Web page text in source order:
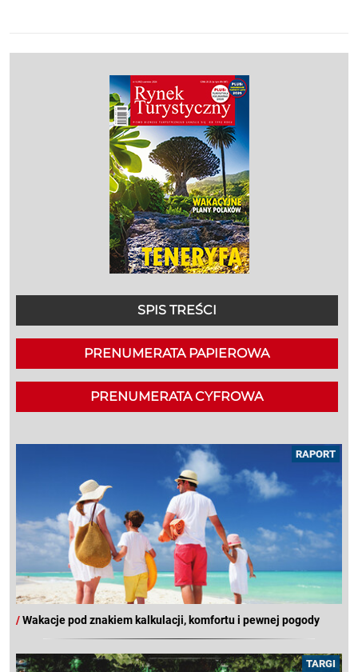
SPIS TREŚCI
PRENUMERATA PAPIEROWA
PRENUMERATA CYFROWA
RAPORT
/Wakacje pod znakiem kalkulacji, komfortu i pewnej pogody
TARGI